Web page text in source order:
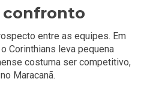
confronto
entre as equipes. Em
Corinthians leva pequena
costuma ser competitivo,
Maracanã.